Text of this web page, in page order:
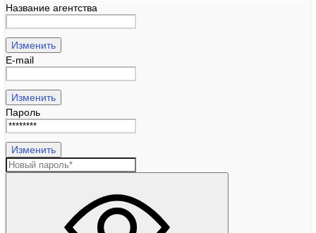
Название агентства
Изменить
E-mail
Изменить
Пароль
Изменить